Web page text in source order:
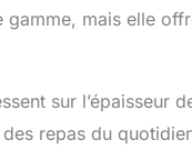
gamme, mais elle
sur l’épaisseur
repas du